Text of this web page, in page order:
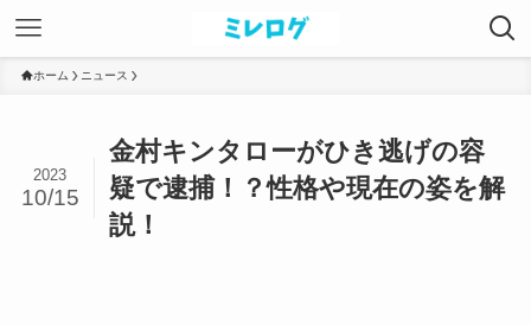
ホーム ニュース
金村キンタローがひき逃げの容
疑で逮捕！？性格や現在の姿を解
説！
2023
10/15